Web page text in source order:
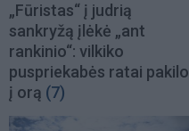
„Fūristas“ į judrią
sankryžą įlėkė „ant
rankinio“: vilkiko
puspriekabės ratai pakilo
į orą (7)